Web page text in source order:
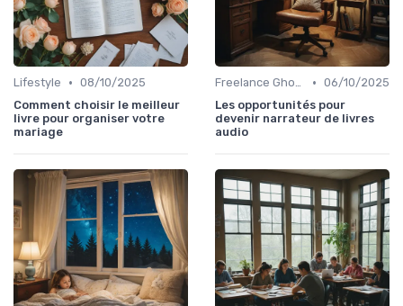
Lifestyle • 08/10/2025
Comment choisir le meilleur
livre pour organiser votre
mariage
Freelance Ghost Writer & rédaction externalisée • 06/10/2025
Les opportunités pour
devenir narrateur de livres
audio